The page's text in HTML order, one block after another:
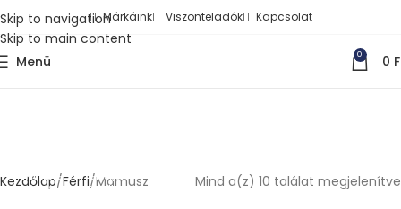
Skip to navigation
Skip to main content
Márkáink Viszonteladók Kapcsolat
Menü 0 0
mamuszokat, amelyek nemcsak
komfortosak, hanem kellemesen melegek
Kezdőlap Férfi Mamusz Mind a(z) 10 találat megjelenítve